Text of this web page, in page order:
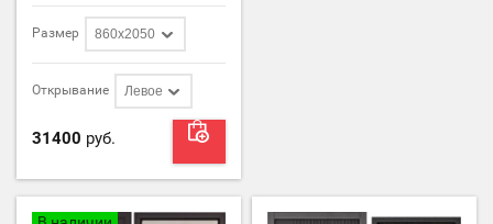
Размер 860х2050
Открывание Левое
31400 руб.